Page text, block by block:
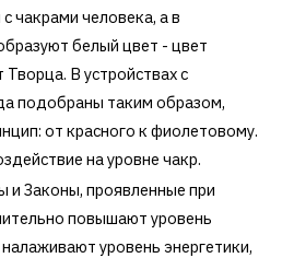
чакрами человека, а в
белый цвет - цвет
В устройствах с
подобраны таким образом,
от красного к фиолетовому.
на уровне чакр.
и Законы, проявленные при
повышают уровень
уровень энергетики,